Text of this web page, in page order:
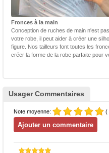
Fronces à la main
Conception de ruches de main n'est
votre robe, il peut aider à créer une
figure. Nos tailleurs font toutes les
créer la forme de la robe parfaite pour
Usager Commentaires
Note moyenne: (